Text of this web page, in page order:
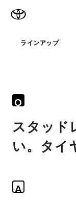
ラインアップ
Q
スタッド
い。タイ
A